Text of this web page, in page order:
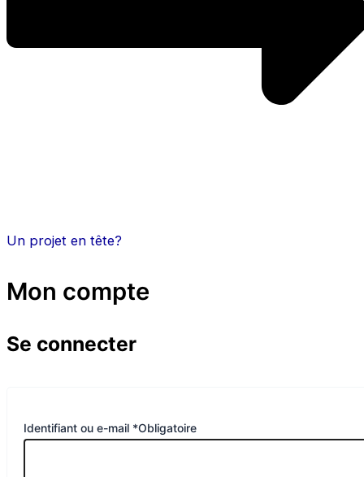
Un projet en tête?
Mon compte
Se connecter
Identifiant ou e-mail *Obligatoire